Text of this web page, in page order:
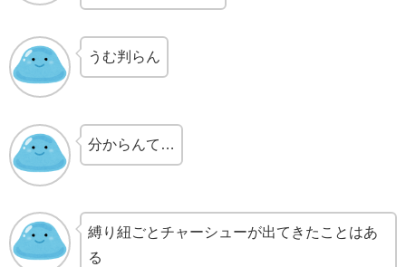
うむ判らん
分からんて…
縛り紐ごとチャーシューが出てきたことはあ
る